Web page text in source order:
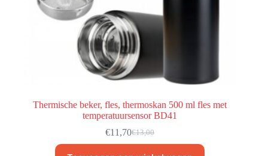
Thermische beker, fles, thermoskan 500 ml fles met
temperatuursensor BD41
€13,00
€11,70